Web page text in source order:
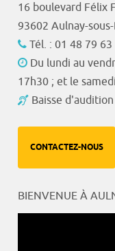
16 boulevard Félix
93602 Aulnay-
Tél. : 01 48 79 63
Du lundi au
17h30 ; et le
Baisse
CONTACTEZ-NOUS
BIENVENUE À